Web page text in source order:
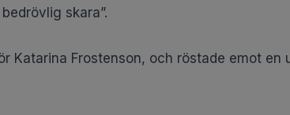
skara”.
Katarina Frostenson, och röstade emot